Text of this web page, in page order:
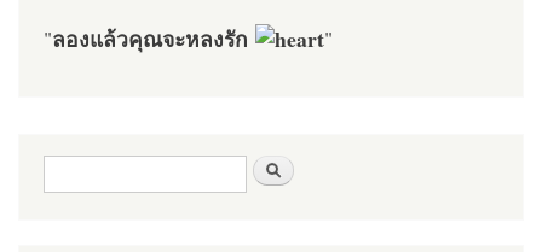
"ลองแล้วคุณจะหลงรัก "
ฟอร์มค้นหา